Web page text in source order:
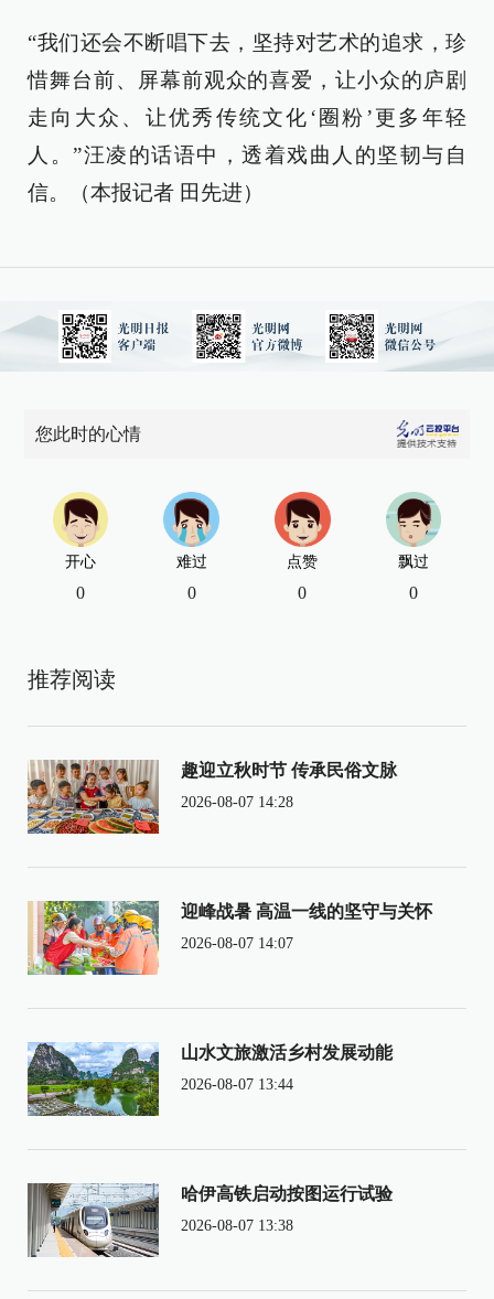
“我们还会不断唱下去，坚持对艺术的追求，珍
惜舞台前、屏幕前观众的喜爱，让小众的庐剧
走向大众、让优秀传统文化‘圈粉’更多年轻
人。”汪凌的话语中，透着戏曲人的坚韧与自
信。（本报记者 田先进）
您此时的心情
开心
0
难过
0
点赞
0
飘过
0
推荐阅读
趣迎立秋时节 传承民俗文脉
2026-08-07 14:28
迎峰战暑 高温一线的坚守与关怀
2026-08-07 14:07
山水文旅激活乡村发展动能
2026-08-07 13:44
哈伊高铁启动按图运行试验
2026-08-07 13:38